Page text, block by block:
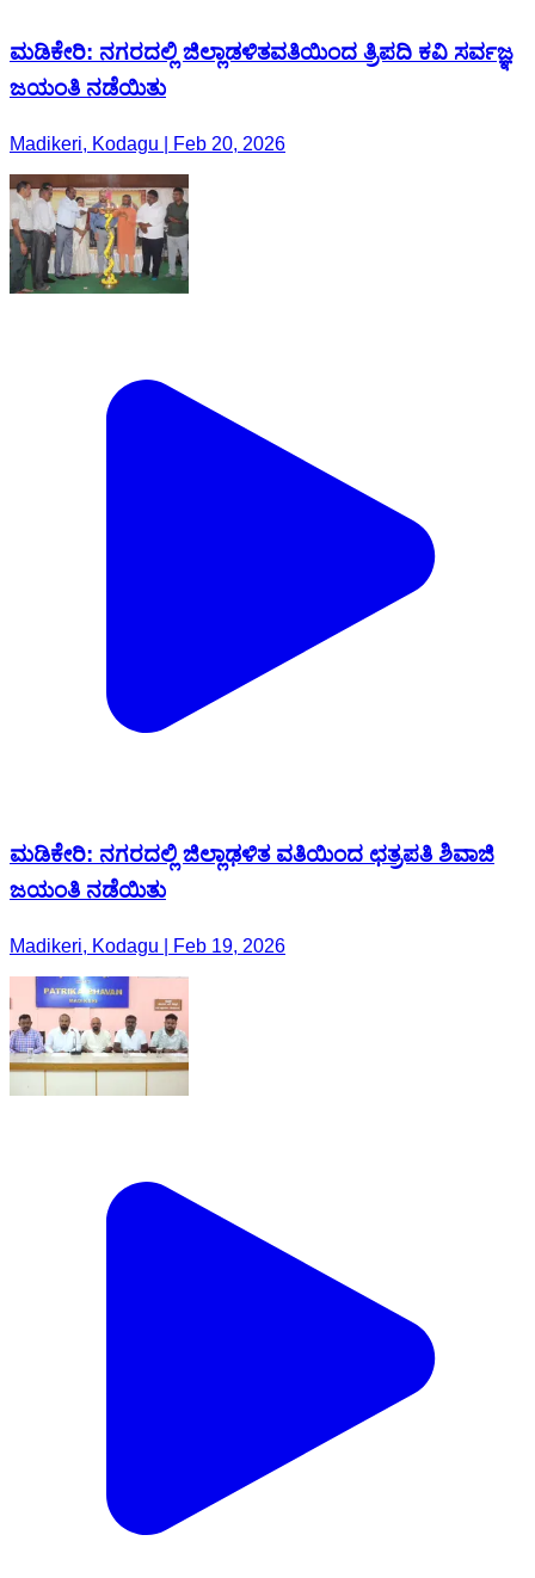
ಮಡಿಕೇರಿ: ನಗರದಲ್ಲಿ ಜಿಲ್ಲಾಡಳಿತವತಿಯಿಂದ ತ್ರಿಪದಿ ಕವಿ ಸರ್ವಜ್ಞ
ಜಯಂತಿ ನಡೆಯಿತು
Madikeri, Kodagu | Feb 20, 2026
ಮಡಿಕೇರಿ: ನಗರದಲ್ಲಿ ಜಿಲ್ಲಾಢಳಿತ ವತಿಯಿಂದ ಛತ್ರಪತಿ ಶಿವಾಜಿ
ಜಯಂತಿ ನಡೆಯಿತು
Madikeri, Kodagu | Feb 19, 2026